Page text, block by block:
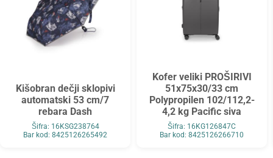
Kišobran dečji sklopivi
automatski 53 cm/7
rebara Dash
Šifra: 16KSG238764
Bar kod: 8425126265492
Kofer veliki PROŠIRIVI
51x75x30/33 cm
Polypropilen 102/112,2-
4,2 kg Pacific siva
Šifra: 16KG126847C
Bar kod: 8425126266710